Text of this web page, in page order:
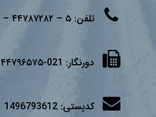
تلفن: ۵ – ۴۴۷۸۷۲۸۲ – ۰۲۱
دورنگار: 021-۴۴۷۹۶۵۷۵
کدپستی: 1496793612